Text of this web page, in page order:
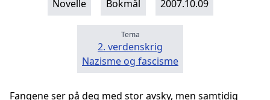
Novelle Bokmål 2007.10.09
Tema
2. verdenskrig
Nazisme og fascisme
Fangene ser på deg med stor avsky, men samtidig